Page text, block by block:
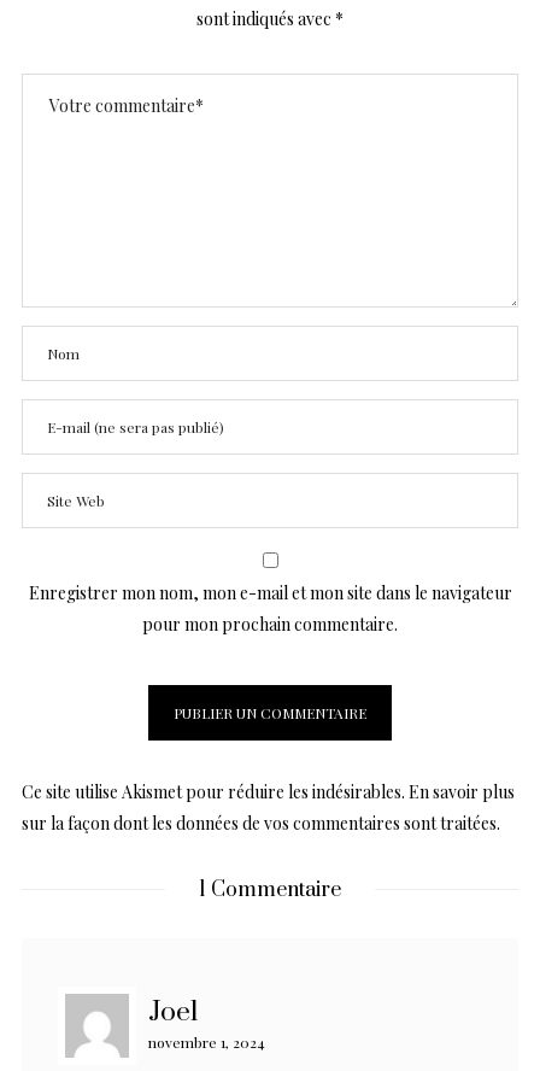
sont indiqués avec *
Enregistrer mon nom, mon e-mail et mon site dans le navigateur
pour mon prochain commentaire.
Ce site utilise Akismet pour réduire les indésirables. En savoir plus
sur la façon dont les données de vos commentaires sont traitées.
1 Commentaire
Joel
novembre 1, 2024